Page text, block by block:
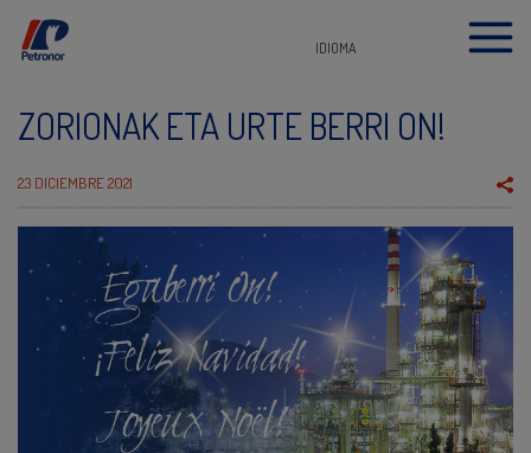
IDIOMA
ZORIONAK ETA URTE BERRI ON!
23 DICIEMBRE 2021